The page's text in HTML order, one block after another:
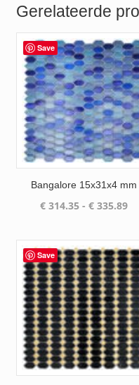
Gerelateerde
Save
Bangalore 15x31x4 mm
€314.35 - €335.89
€
Save